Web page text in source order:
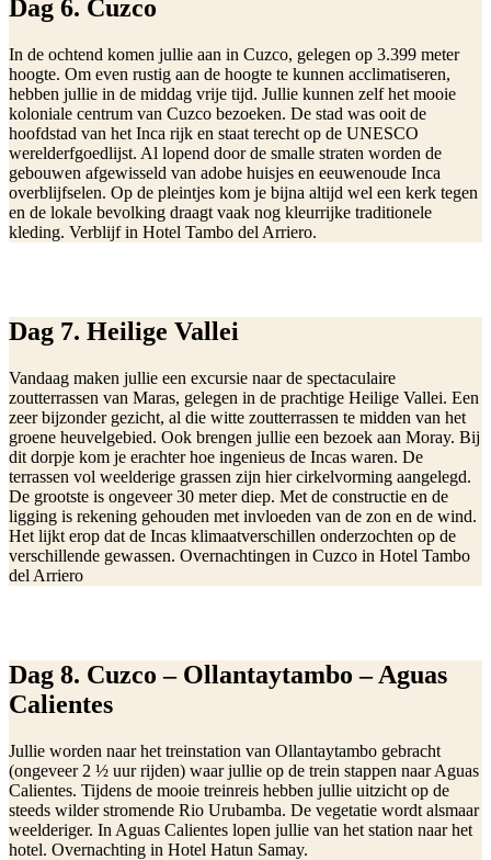
Dag 6. Cuzco
In de ochtend komen jullie aan in Cuzco, gelegen op 3.399 meter
hoogte. Om even rustig aan de hoogte te kunnen acclimatiseren,
hebben jullie in de middag vrije tijd. Jullie kunnen zelf het mooie
koloniale centrum van Cuzco bezoeken. De stad was ooit de
hoofdstad van het Inca rijk en staat terecht op de UNESCO
werelderfgoedlijst. Al lopend door de smalle straten worden de
gebouwen afgewisseld van adobe huisjes en eeuwenoude Inca
overblijfselen. Op de pleintjes kom je bijna altijd wel een kerk tegen
en de lokale bevolking draagt vaak nog kleurrijke traditionele
kleding. Verblijf in Hotel Tambo del Arriero.
Dag 7. Heilige Vallei
Vandaag maken jullie een excursie naar de spectaculaire
zoutterrassen van Maras, gelegen in de prachtige Heilige Vallei. Een
zeer bijzonder gezicht, al die witte zoutterrassen te midden van het
groene heuvelgebied. Ook brengen jullie een bezoek aan Moray. Bij
dit dorpje kom je erachter hoe ingenieus de Incas waren. De
terrassen vol weelderige grassen zijn hier cirkelvorming aangelegd.
De grootste is ongeveer 30 meter diep. Met de constructie en de
ligging is rekening gehouden met invloeden van de zon en de wind.
Het lijkt erop dat de Incas klimaatverschillen onderzochten op de
verschillende gewassen. Overnachtingen in Cuzco in Hotel Tambo
del Arriero
Dag 8. Cuzco – Ollantaytambo – Aguas
Calientes
Jullie worden naar het treinstation van Ollantaytambo gebracht
(ongeveer 2 ½ uur rijden) waar jullie op de trein stappen naar Aguas
Calientes. Tijdens de mooie treinreis hebben jullie uitzicht op de
steeds wilder stromende Rio Urubamba. De vegetatie wordt alsmaar
weelderiger. In Aguas Calientes lopen jullie van het station naar het
hotel. Overnachting in Hotel Hatun Samay.